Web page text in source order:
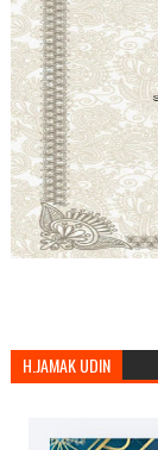
H.JAMAK UDIN